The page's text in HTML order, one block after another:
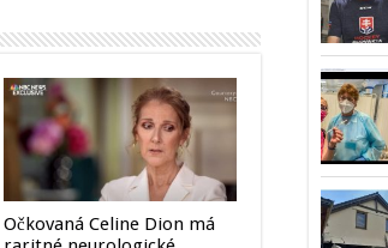
Očkovaná Celine Dion má